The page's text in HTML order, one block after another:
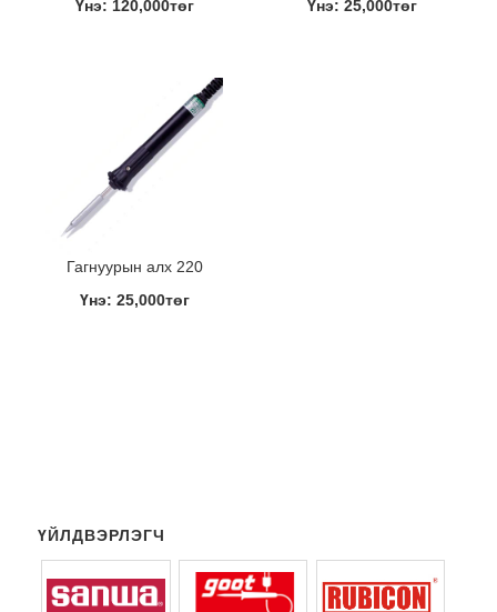
Үнэ: 120,000төг Үнэ: 25,000төг
Гагнуурын алх 220
Үнэ: 25,000төг
ҮЙЛДВЭРЛЭГЧ